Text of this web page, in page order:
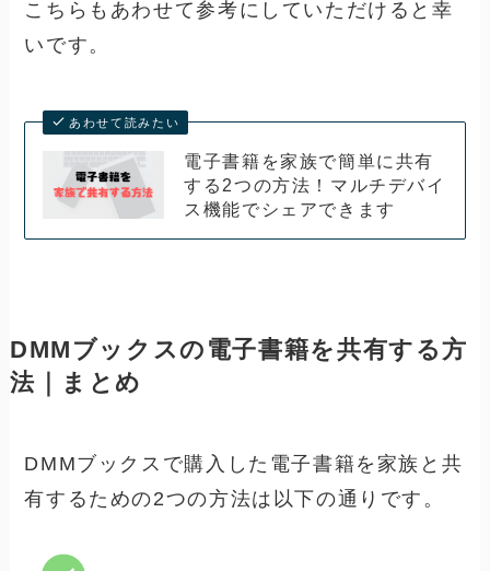
こちらもあわせて参考にしていただけると幸
いです。
あわせて読みたい
電子書籍を家族で簡単に共有
する2つの方法！マルチデバイ
ス機能でシェアできます
DMMブックスの電子書籍を共有する方
法｜まとめ
DMMブックスで購入した電子書籍を家族と共
有するための2つの方法は以下の通りです。